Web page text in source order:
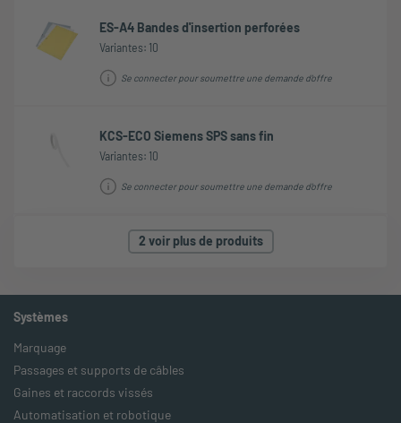
ES-A4 Bandes d'insertion perforées
Variantes: 10
Se connecter pour soumettre une demande d'offre
KCS-ECO Siemens SPS sans fin
Variantes: 10
Se connecter pour soumettre une demande d'offre
2 voir plus de produits
Systèmes
Marquage
Passages et supports de câbles
Gaines et raccords vissés
Automatisation et robotique